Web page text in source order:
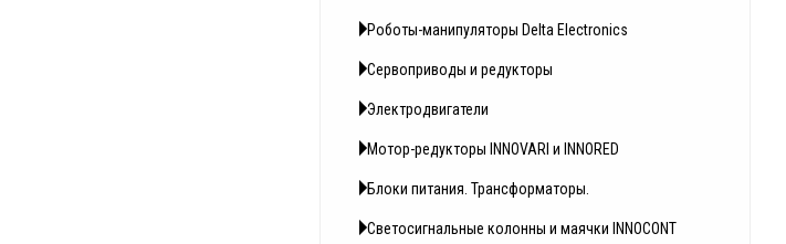
Роботы-манипуляторы Delta Electronics
Сервоприводы и редукторы
Электродвигатели
Мотор-редукторы INNOVARI и INNORED
Блоки питания. Трансформаторы.
Светосигнальные колонны и маячки INNOCONT